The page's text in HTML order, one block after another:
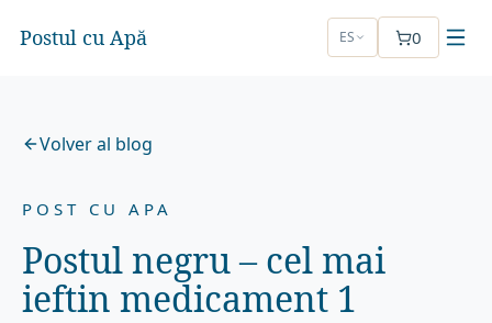
Postul cu Apă ES 0
Volver al blog
POST CU APA
Postul negru – cel mai
ieftin medicament 1